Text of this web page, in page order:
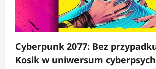
Cyberpunk 2077: Bez
Kosik w uniwersum